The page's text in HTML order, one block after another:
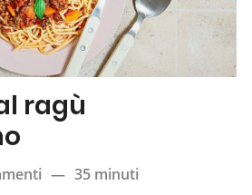
ragù
— 35 minuti